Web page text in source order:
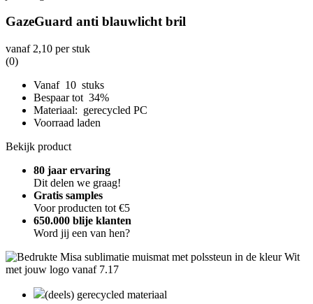
GazeGuard anti blauwlicht bril
vanaf 2,10 per stuk
(0)
Vanaf 10 stuks
Bespaar tot 34%
Materiaal: gerecycled PC
Voorraad laden
Bekijk product
80 jaar ervaring
Dit delen we graag!
Gratis samples
Voor producten tot €5
650.000 blije klanten
Word jij een van hen?
(deels) gerecycled materiaal